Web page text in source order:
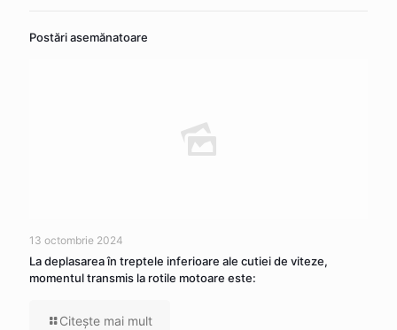
Postări asemănatoare
13 octombrie 2024
La deplasarea în treptele inferioare ale cutiei de viteze,
momentul transmis la rotile motoare este:
Citeşte mai mult